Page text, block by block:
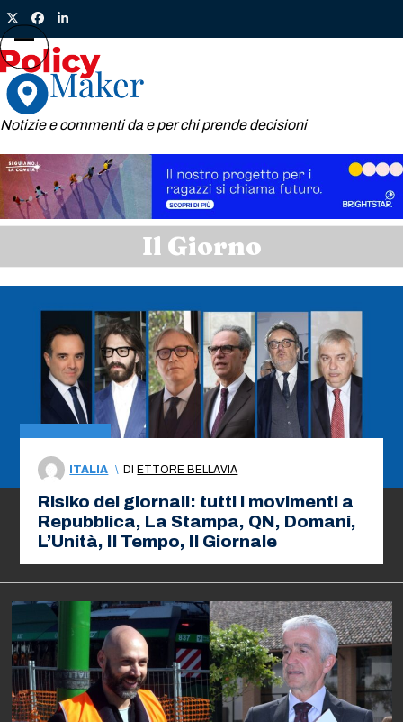
Skip
to
content
TwitterFacebook
LinkedIn
Notizie e commenti da e per chi prende decisioni
Open
mobile
menu
Close
mobile
menu
Il Giorno
ITALIA \ DI ETTORE BELLAVIA
Risiko dei giornali: tutti i movimenti a
Repubblica, La Stampa, QN, Domani,
L’Unità, Il Tempo, Il Giornale